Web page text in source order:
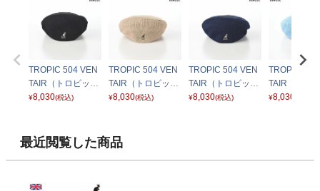
TROPIC 504 VEN
TAIR（トロピック
ベントエアー） ブ
¥8,030(税込)
TROPIC 504 VEN
TAIR（トロピック
ベントエアー） ベ
¥8,030(税込)
TROPIC 504 VEN
TAIR（トロピック
ベントエアー） ネ
¥8,030(税込)
TROPIC 504
TAIR（トロ
ベントエア
¥8,030
最近閲覧した商品